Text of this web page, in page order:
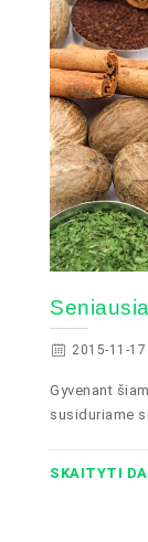
2015-11-17
Gyvenant
susiduriame
SKAITYTI